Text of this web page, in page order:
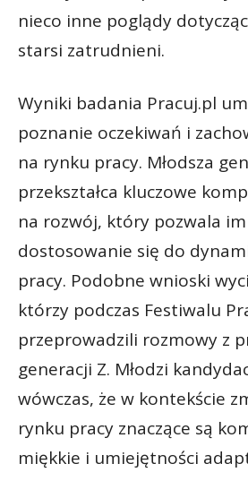
nieco inne poglądy
starsi zatrudnieni.
Wyniki badania Pracuj.pl
poznanie oczekiwań i
na rynku pracy. Młodsza
przekształca kluczowe
na rozwój, który pozwala
dostosowanie się do
pracy. Podobne wnioski
którzy podczas Festiwalu
przeprowadzili rozmowy z
generacji Z. Młodzi
wówczas, że w kontekście
rynku pracy znaczące są
miękkie i umiejętności